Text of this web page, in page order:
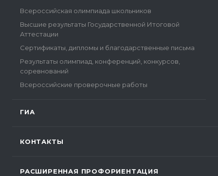
Всероссийская олимпиада школьников
Высшие результаты Государственной Итоговой
Аттестации
Сертификаты, дипломы и благодарственные письма
Результаты олимпиад, конференций, конкурсов,
соревнований
Всероссийские проверочные работы
ГИА
КОНТАКТЫ
РАСШИРЕННАЯ ПРОФОРИЕНТАЦИЯ